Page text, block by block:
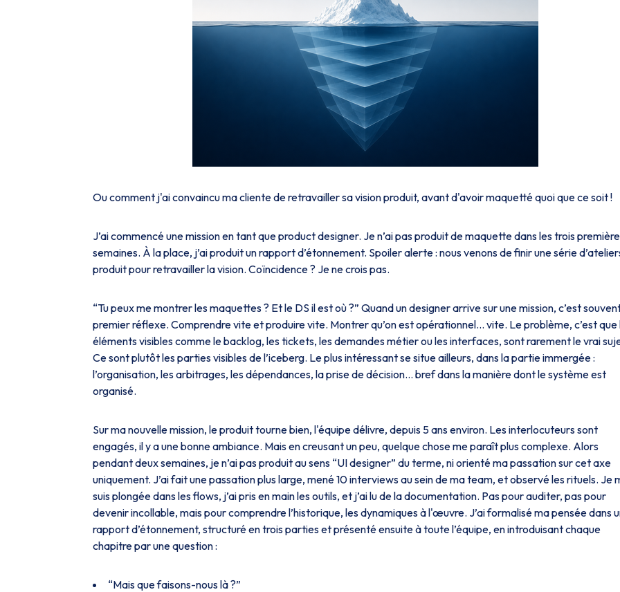
Ou comment j'ai convaincu ma cliente de retravailler sa vision produit, avant d'avoir maquetté quoi que ce soit !
J’ai commencé une mission en tant que product designer. Je n’ai pas produit de maquette dans les trois
semaines. À la place, j’ai produit un rapport d’étonnement. Spoiler alerte : nous venons de finir une série
produit pour retravailler la vision. Coïncidence ? Je ne crois pas.
“Tu peux me montrer les maquettes ? Et le DS il est où ?” Quand un designer arrive sur une mission, c’est
premier réflexe. Comprendre vite et produire vite. Montrer qu’on est opérationnel… vite. Le problème, c’est que
éléments visibles comme le backlog, les tickets, les demandes métier ou les interfaces, sont rarement le vrai
Ce sont plutôt les parties visibles de l’iceberg. Le plus intéressant se situe ailleurs, dans la partie immergée :
l’organisation, les arbitrages, les dépendances, la prise de décision… bref dans la manière dont le système est
organisé.
Sur ma nouvelle mission, le produit tourne bien, l'équipe délivre, depuis 5 ans environ. Les interlocuteurs sont
engagés, il y a une bonne ambiance. Mais en creusant un peu, quelque chose me paraît plus complexe. Alors
pendant deux semaines, je n’ai pas produit au sens “UI designer” du terme, ni orienté ma passation sur cet axe
uniquement. J’ai fait une passation plus large, mené 10 interviews au sein de ma team, et observé les rituels. Je
suis plongée dans les flows, j’ai pris en main les outils, et j’ai lu de la documentation. Pas pour auditer, pas pour
devenir incollable, mais pour comprendre l’historique, les dynamiques à l'œuvre. J’ai formalisé ma pensée dans
rapport d’étonnement, structuré en trois parties et présenté ensuite à toute l’équipe, en introduisant chaque
chapitre par une question :
“Mais que faisons-nous là ?”